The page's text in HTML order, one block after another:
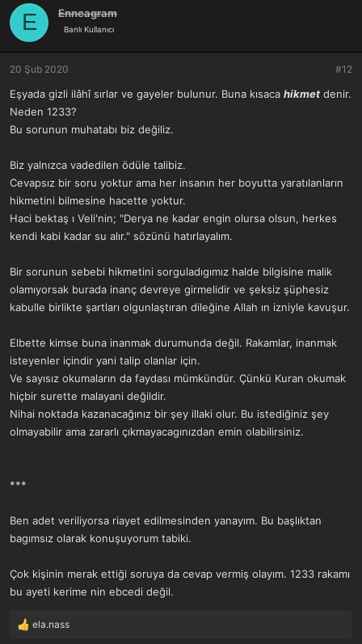
k
l
e
r
E Enneagram
Banlı Kullanıcı
20 Şub 2020 #12
Eşyada gizli ilâhî sırlar ve gayeler bulunur. Buna kısaca hikmet denir.
Neden 1233?
Bu sorunun muhatabı biz değiliz.
Biz yalnızca vadedilen ödüle talibiz.
Cevapsız bir soru yoktur ama her insanın her boyutta yaratılanların
hikmetini bilmesine hacette yoktur.
Haci bektaş ı Veli'nin; "Derya ne kadar engin olursa olsun, herkes
kendi kabi kadar su alır." sözünü hatırlayalım.
Bir sorunun sebebi hikmetini sorguladıgımız halde bilgisine malik
olamıyorsak burada inanç devreye girmelidir ve şeksiz şüphesiz
kabulle birlikte şartları olgunlaştıran dileğine Allah ın izniyle kavuşur.
Elbette kimse buna inanmak durumunda değil. Rakamlar, inanmak
isteyenler içindir yani talip olanlar için.
Ve sayısız okumaların da faydası mümkündür. Çünkü Kuran okumak
hiçbir surette malayani değildir.
Nihai noktada kazanacağınız bir şey illaki olur. Bu istediğiniz şey
olmayabilir ama zararlı çıkmayacagınızdan emin olabilirsiniz.
***
Ben adet veriliyorsa riayet edilmesinden yanayım. Bu başlıktan
bagımsız olarak konuşuyorum tabiki.
Çok kişinin merak ettiği soruya da cevap vermiş olayım. 1233 rakamı
bu ayeti kerime nin ebcedi değil.
T
ela.nass